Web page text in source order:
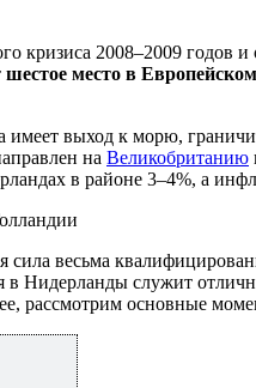
кризиса 2008–2009
шестое место в
имеет выход к морю,
на Великобританию
в районе 3–4%, а
сила весьма
Нидерланды служит
рассмотрим основные